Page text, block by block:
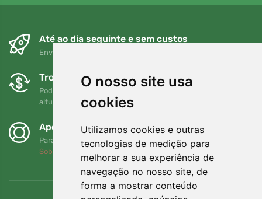
O nosso site usa
cookies
Utilizamos cookies e outras
tecnologias de medição para
melhorar a sua experiência de
navegação no nosso site, de
forma a mostrar conteúdo
Até ao dia seguinte e sem custos
Envio gratuito para encomendas superiores a 80 EUR
Trocas e devoluções gratuitas
Pode devolver ou trocar a sua encomenda em qualquer
altura no prazo de 90 dias
Apoiamos a Trees.org
Para cada encomenda plantamos uma árvore! Leia mais
Sobre nós